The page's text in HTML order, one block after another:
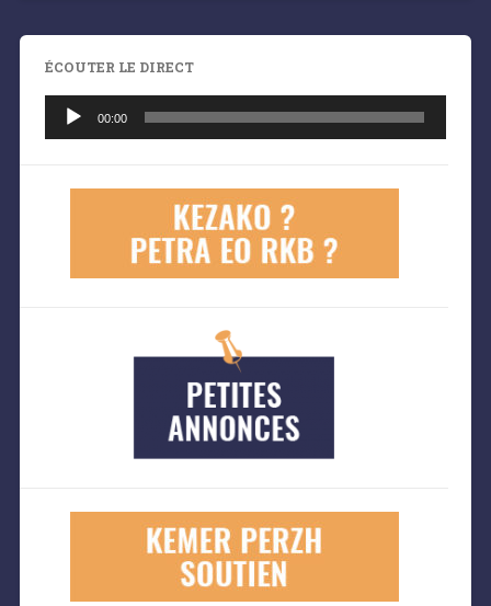
ÉCOUTER LE DIRECT
audio
00:00